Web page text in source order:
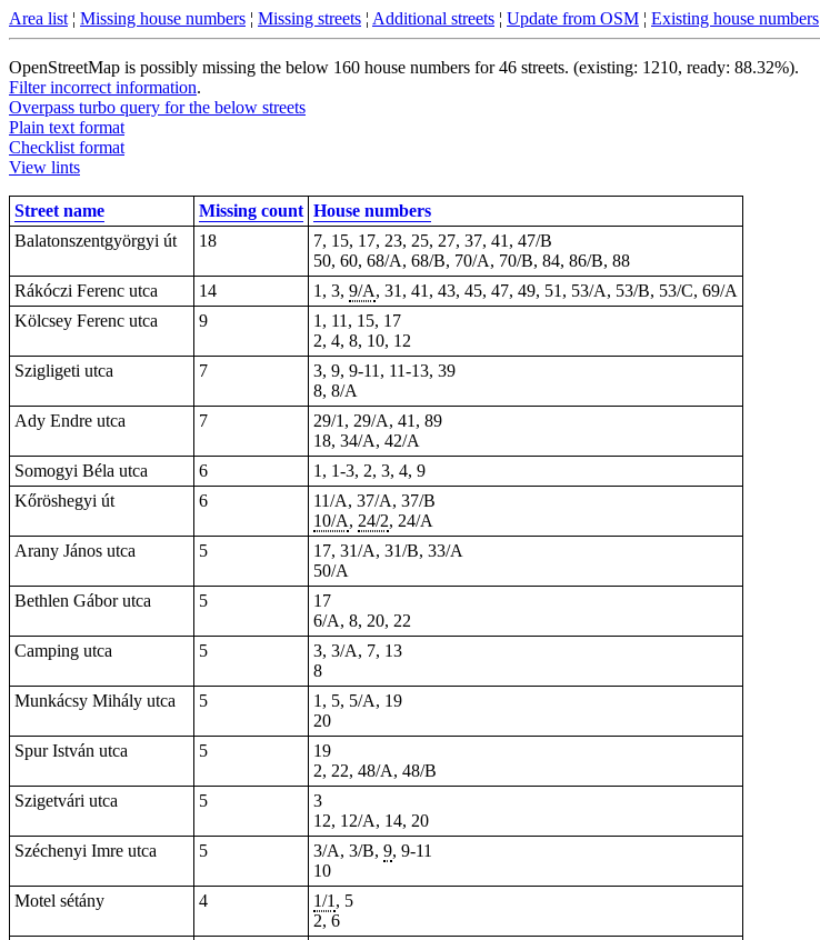
Area list ¦ Missing house numbers ¦ Missing streets ¦ Additional streets ¦ Update from OSM ¦ Existing house numbers
OpenStreetMap is possibly missing the below 160 house numbers for 46 streets. (existing: 1210, ready: 88.32%).
Filter incorrect information.
Overpass turbo query for the below streets
Plain text format
Checklist format
View lints
Street name Missing count House numbers
Balatonszentgyörgyi út
18 7, 15, 17, 23, 25, 27, 37, 41 , 47/B
50, 60, 68/A, 68/B, 70/A, 70/B, 84, 86/B, 88
Rákóczi Ferenc utca
14 1, 3, 9/A, 31, 41, 43, 45, 47, 49, 51, 53/A, 53/B, 53/C, 69/A
Kölcsey Ferenc utca
9
1, 11, 15, 17
2, 4, 8, 10, 12
Szigligeti utca
7 3, 9, 9-11 , 11-13, 39
8, 8/A
Ady Endre utca
7
29/1, 29/A, 41, 89
18, 34/A, 42/A
Somogyi Béla utca
6 1, 1-3, 2, 3, 4, 9
Kőröshegyi út
6
11/A, 37/A, 37/B
10/A, 24/2, 24/A
Arany János utca
5
17, 31/A, 31/B, 33/A
50/A
Bethlen Gábor utca
5
17
6/A, 8, 20, 22
Camping utca
5
3, 3/A, 7, 13
8
Munkácsy Mihály utca
5
1, 5, 5/A, 19
20
Spur István utca
5
19
2, 22, 48/A, 48/B
Szigetvári utca
5
3
12, 12/A, 14, 20
Széchenyi Imre utca
5 3/A, 3/B, 9, 9-11
10
Motel sétány
4 1/1 , 5
2, 6